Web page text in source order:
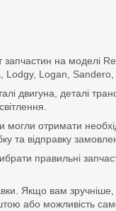
на моделі
Logan, Sandero,
двигуна, деталі
могли отримати
та відправку
правильні
Якщо вам
або можливість